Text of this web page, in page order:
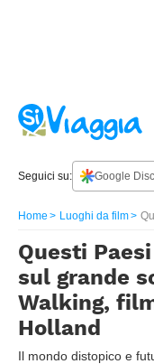
Seguici su: Google
Home Luoghi da film
Questi
sul grande
Walking,
Holland
Il mondo distopico e